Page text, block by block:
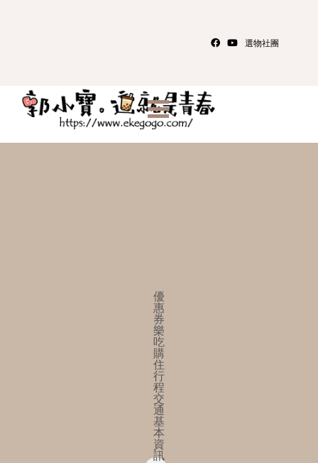
選物社團
優
惠
券
樂
吃
購
住
行
程
交
通
基
本
資
訊